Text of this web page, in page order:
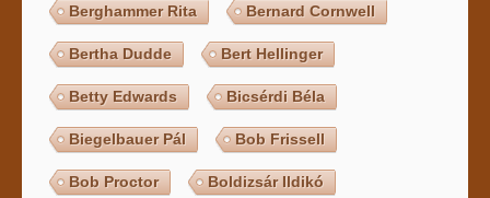
Berghammer Rita Bernard Cornwell
Bertha Dudde Bert Hellinger
Betty Edwards Bicsérdi Béla
Biegelbauer Pál Bob Frissell
Bob Proctor Boldizsár Ildikó